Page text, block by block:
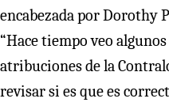
encabezada por Dorothy
“Hace tiempo veo
atribuciones de la
revisar si es que es